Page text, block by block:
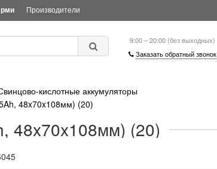
Производители
9:00 – 20:00 (без выходных)
Заказать обратный звонок
кислотные аккумуляторы
48x70x108мм) (20)
48x70x108мм) (20)